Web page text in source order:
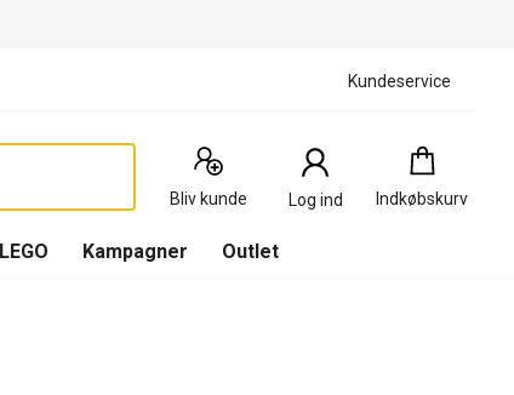
Kundeservice
Bliv kunde Log ind Indkøbskurv
Indkøbskurv
0
Produkter
LEGO Kampagner Outlet